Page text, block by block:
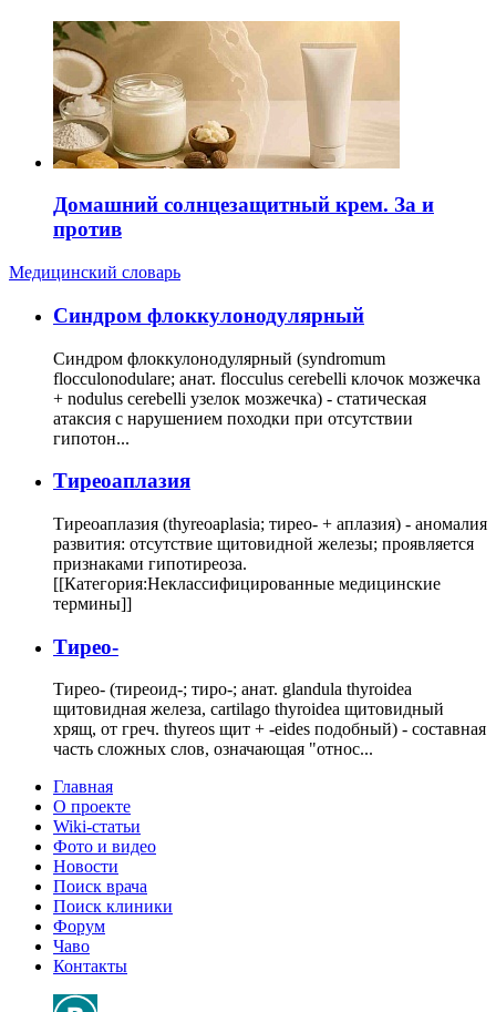
Домашний солнцезащитный крем. За и
против
Медицинский словарь
Cиндром флоккулонодулярный
Синдром флоккулонодулярный (syndromum
flocculonodulare; анат. flocculus cerebelli клочок мозжечка
+ nodulus cerebelli узелок мозжечка) - статическая
атаксия с нарушением походки при отсутствии
гипотон...
Тиреоаплазия
Тиреоаплазия (thyreoaplasia; тирео- + аплазия) - аномалия
развития: отсутствие щитовидной железы; проявляется
признаками гипотиреоза.
[[Категория:Неклассифицированные медицинские
термины]]
Тирео-
Тирео- (тиреоид-; тиро-; анат. glandula thyroidea
щитовидная железа, cartilago thyroidea щитовидный
хрящ, от греч. thyreos щит + -eides подобный) - составная
часть сложных слов, означающая "относ...
Главная
О проекте
Wiki-статьи
Фото и видео
Новости
Поиск врача
Поиск клиники
Форум
Чаво
Контакты